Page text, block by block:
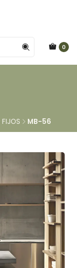
0
MB-56